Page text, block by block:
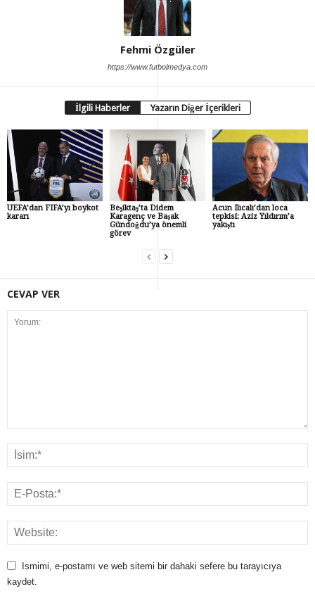
Fehmi Özgüler
https://www.futbolmedya.com
İlgili Haberler Yazarın Diğer İçerikleri
UEFA’dan FIFA’yı boykot
kararı
Beşiktaş’ta Didem
Karagenç ve Başak
Gündoğdu’ya önemli
görev
Acun Ilıcalı’dan loca
tepkisi: Aziz Yıldırım’a
yakıştı
CEVAP VER
Ismimi, e-postamı ve web sitemi bir dahaki sefere bu tarayıcıya
kaydet.